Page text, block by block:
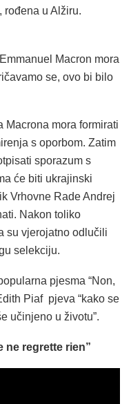
rođena u Alžiru.
Macron mora
se, ovo bi bilo
Macrona mora formirati
s oporbom. Zatim
sporazum s
će biti ukrajinski
Vrhovne Rade Andrej
Nakon toliko
su vjerojatno odlučili
selekciju.
pjesma “Non,
Piaf pjeva “kako se
učinjeno u životu”.
ne regrette rien”